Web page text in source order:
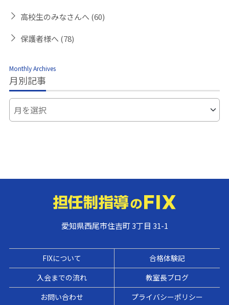
高校生のみなさんへ (60)
保護者様へ (78)
Monthly Archives
月別記事
愛知県西尾市住吉町 3丁目 31-1
FIXについて
合格体験記
入会までの流れ
教室長ブログ
お問い合わせ
プライバシーポリシー